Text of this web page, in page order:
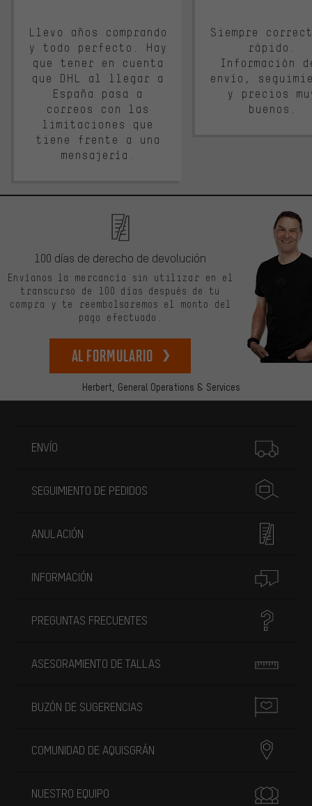
Llevo años comprando
y todo perfecto. Hay
que tener en cuenta
que DHL al llegar a
España pasa a
correos con las
limitaciones que
tiene frente a una
mensajería.
Siempre
rápido.
Información
envío,
y precios
buenos.
Herbert, General Operations & Services
100 días de derecho de devolución
Envíanos la mercancía sin utilizar en el
transcurso de 100 días después de tu
compra y te reembolsaremos el monto del
pago efectuado.
Al formulario
ENVÍO
SEGUIMIENTO DE PEDIDOS
ANULACIÓN
INFORMACIÓN
PREGUNTAS FRECUENTES
ASESORAMIENTO DE TALLAS
BUZÓN DE SUGERENCIAS
COMUNIDAD DE AQUISGRÁN
NUESTRO EQUIPO